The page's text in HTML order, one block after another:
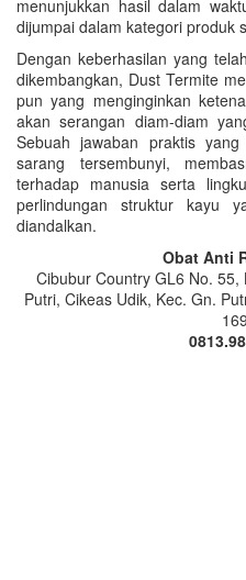
menunjukkan hasil dalam
dijumpai dalam kategori produk
Dengan keberhasilan yang
dikembangkan, Dust Termite
pun yang menginginkan
akan serangan diam-diam
Sebuah jawaban praktis
sarang tersembunyi,
terhadap manusia serta
perlindungan struktur kayu
diandalkan.
Obat Anti
Cibubur Country GL6 No.
Putri, Cikeas Udik, Kec. Gn.